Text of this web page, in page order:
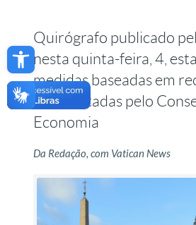
Open toolbar
Quirógrafo publicado
nesta quinta-feira, 4,
medidas baseadas em
apresentadas pelo
Economia
Da Redação, com Vatican News